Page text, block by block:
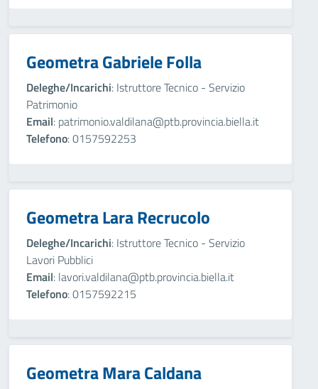
Geometra Gabriele Folla
Deleghe/Incarichi: Istruttore Tecnico - Servizio
Patrimonio
Email: patrimonio.valdilana@ptb.provincia.biella.it
Telefono: 0157592253
Geometra Lara Recrucolo
Deleghe/Incarichi: Istruttore Tecnico - Servizio
Lavori Pubblici
Email: lavori.valdilana@ptb.provincia.biella.it
Telefono: 0157592215
Geometra Mara Caldana